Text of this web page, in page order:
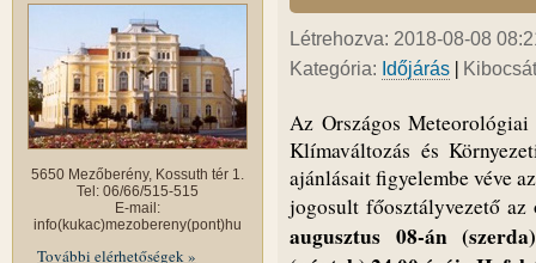
5650 Mezőberény, Kossuth tér 1.
Tel: 06/66/515-515
E-mail:
info(kukac)mezobereny(pont)hu
További elérhetőségek »
Létrehozva: 2018-08-08
Kategória: Időjárás |
Az Országos
Klímaváltozás és
ajánlásait figyelembe véve
jogosult főosztályvezető az
augusztus 08-án